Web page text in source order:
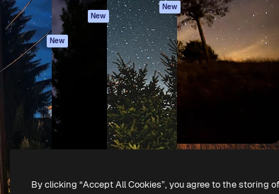
MCP para
Claude/ChatGPT
New
Agentes New
API
App móvel
Todas as
ferramentas
Originais New
Política de cookies
Central de
confiabilidade
Afiliados
Empresas
Eventos
Slidesgo
Vender
Sala de
Todos os direitos reservados.
By clicking “Accept All Cookies”, you agree to the storing